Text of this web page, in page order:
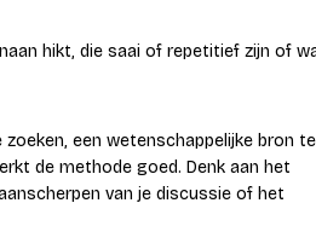
hikt, die saai of repetitief zijn of
een wetenschappelijke bron te
de methode goed. Denk aan het
van je discussie of het